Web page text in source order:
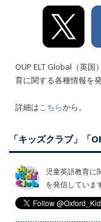
OUP ELT Global（英国
育に関する各種情報を
詳細はこちらから。
「キッズクラブ」
児童英語教育に
を発信していま